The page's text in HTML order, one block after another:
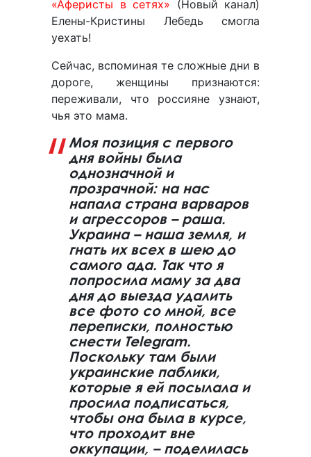
«Аферисты в сетях» (Новый канал)
Елены-Кристины Лебедь смогла
уехать!
Сейчас, вспоминая те сложные дни в
дороге, женщины признаются:
переживали, что россияне узнают,
чья это мама.
Моя позиция с первого
дня войны была
однозначной и
прозрачной: на нас
напала страна варваров
и агрессоров – раша.
Украина – наша земля, и
гнать их всех в шею до
самого ада. Так что я
попросила маму за два
дня до выезда удалить
все фото со мной, все
переписки, полностью
снести Telegram.
Поскольку там были
украинские паблики,
которые я ей посылала и
просила подписаться,
чтобы она была в курсе,
что проходит вне
оккупации, – поделилась